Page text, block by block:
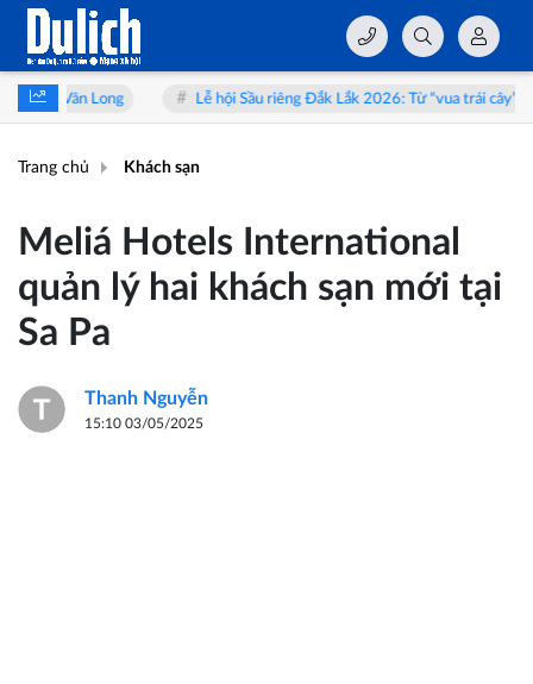
Lễ hội Sầu riêng Đắk Lắk 2026: Từ “vua trái cây” đến hành trình
Trang chủ Khách sạn
Meliá Hotels International
quản lý hai khách sạn mới tại
Sa Pa
Thanh Nguyễn
15:10 03/05/2025